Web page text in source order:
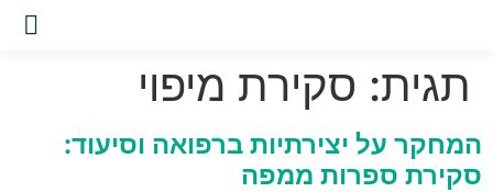
תגית: סקירת מיפוי
המחקר על יצירתיות ברפואה וסיעוד:
סקירת ספרות ממפה